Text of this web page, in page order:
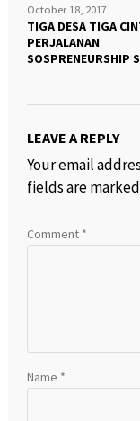
October 18, 2017
TIGA DESA TIGA
PERJALANAN
SOSPRENEURSHIP
LEAVE A REPLY
Your email
fields are marked
Comment *
Name *